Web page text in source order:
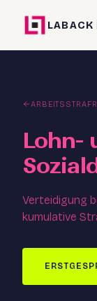
LABACK
Lohn-
Verteidigung
kumulative